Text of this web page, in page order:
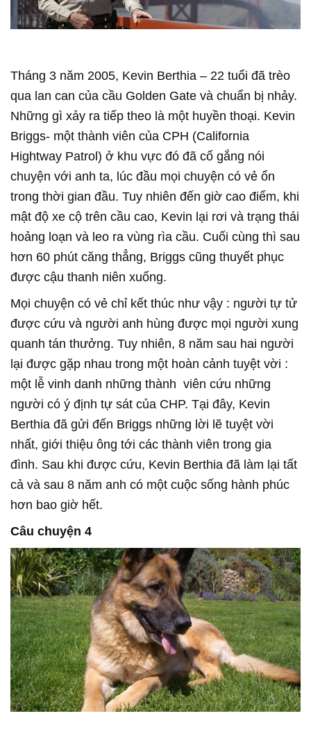
Tháng 3 năm 2005, Kevin Berthia – 22 tuổi đã trèo
qua lan can của cầu Golden Gate và chuẩn bị nhảy.
Những gì xảy ra tiếp theo là một huyền thoại. Kevin
Briggs- một thành viên của CPH (California
Hightway Patrol) ở khu vực đó đã cố gắng nói
chuyện với anh ta, lúc đầu mọi chuyện có vẻ ổn
trong thời gian đầu. Tuy nhiên đến giờ cao điểm, khi
mật độ xe cộ trên cầu cao, Kevin lại rơi và trạng thái
hoảng loạn và leo ra vùng rìa cầu. Cuối cùng thì sau
hơn 60 phút căng thẳng, Briggs cũng thuyết phục
được cậu thanh niên xuống.
Mọi chuyện có vẻ chỉ kết thúc như vậy : người tự tử
được cứu và người anh hùng được mọi người xung
quanh tán thưởng. Tuy nhiên, 8 năm sau hai người
lại được gặp nhau trong một hoàn cảnh tuyệt vời :
một lễ vinh danh những thành viên cứu những
người có ý định tự sát của CHP. Tại đây, Kevin
Berthia đã gửi đến Briggs những lời lẽ tuyệt vời
nhất, giới thiệu ông tới các thành viên trong gia
đình. Sau khi được cứu, Kevin Berthia đã làm lại tất
cả và sau 8 năm anh có một cuộc sống hành phúc
hơn bao giờ hết.
Câu chuyện 4